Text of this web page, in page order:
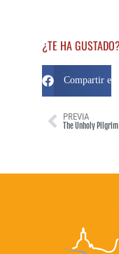
¿TE HA GUSTADO?
Compartir en
PREVIA